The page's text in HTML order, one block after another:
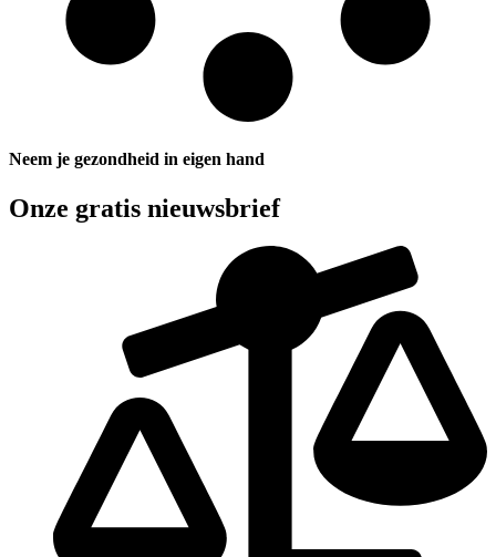
Neem je gezondheid in eigen hand
Onze gratis nieuwsbrief